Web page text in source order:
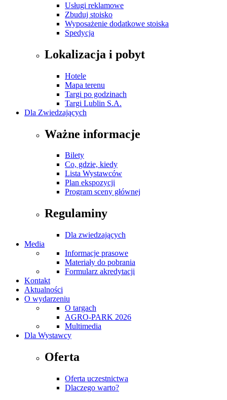
Usługi reklamowe
Zbuduj stoisko
Wyposażenie dodatkowe stoiska
Spedycja
Lokalizacja i pobyt
Hotele
Mapa terenu
Targi po godzinach
Targi Lublin S.A.
Dla Zwiedzających
Ważne informacje
Bilety
Co, gdzie, kiedy
Lista Wystawców
Plan ekspozycji
Program sceny głównej
Regulaminy
Dla zwiedzających
Media
Informacje prasowe
Materiały do pobrania
Formularz akredytacji
Kontakt
Aktualności
O wydarzeniu
O targach
AGRO-PARK 2026
Multimedia
Dla Wystawcy
Oferta
Oferta uczestnictwa
Dlaczego warto?